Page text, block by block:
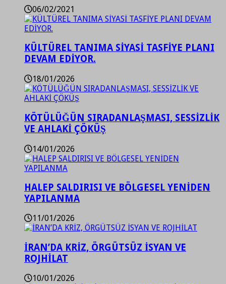
06/02/2021
KÜLTÜREL TANIMA SİYASİ TASFİYE PLANI
DEVAM EDİYOR.
18/01/2026
KÖTÜLÜĞÜN SIRADANLAŞMASI, SESSİZLİK
VE AHLAKİ ÇÖKÜŞ
14/01/2026
HALEP SALDIRISI VE BÖLGESEL YENİDEN
YAPILANMA
11/01/2026
İRAN’DA KRİZ, ÖRGÜTSÜZ İSYAN VE
ROJHİLAT
10/01/2026